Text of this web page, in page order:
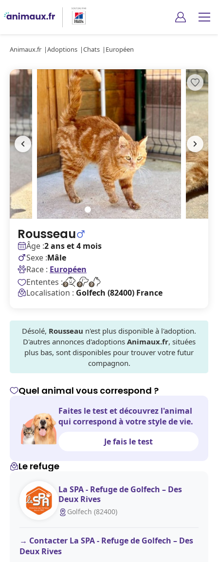
Animaux.fr Adoptions Chats Européen
Rousseau
Âge :2 ans et 4 mois
Sexe :Mâle
Race : Européen
Ententes :
Localisation : Golfech (82400) France
Désolé, Rousseau n'est plus disponible à l'adoption.
D'autres annonces d'adoptions Animaux.fr, situées
plus bas, sont disponibles pour trouver votre futur
compagnon.
Quel animal vous correspond ?
Faites le test et découvrez l'animal
qui correspond à votre style de vie.
Je fais le test
Le refuge
La SPA - Refuge de Golfech – Des
Deux Rives
Golfech (82400)
Contacter La SPA - Refuge de Golfech – Des
Deux Rives